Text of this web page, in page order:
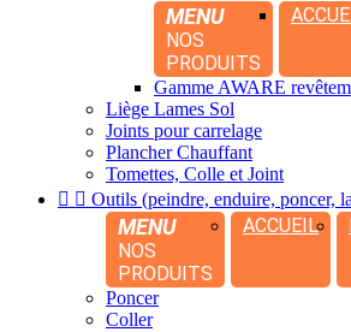
MENU
NOS
PRODUITS
Gamme AWARE
Liège Lames Sol
Joints pour carrelage
Plancher Chauffant
Tomettes, Colle et Joint
  Outils (peindre, enduire, poncer,
MENU
NOS
PRODUITS
ACCUEIL
Poncer
Coller